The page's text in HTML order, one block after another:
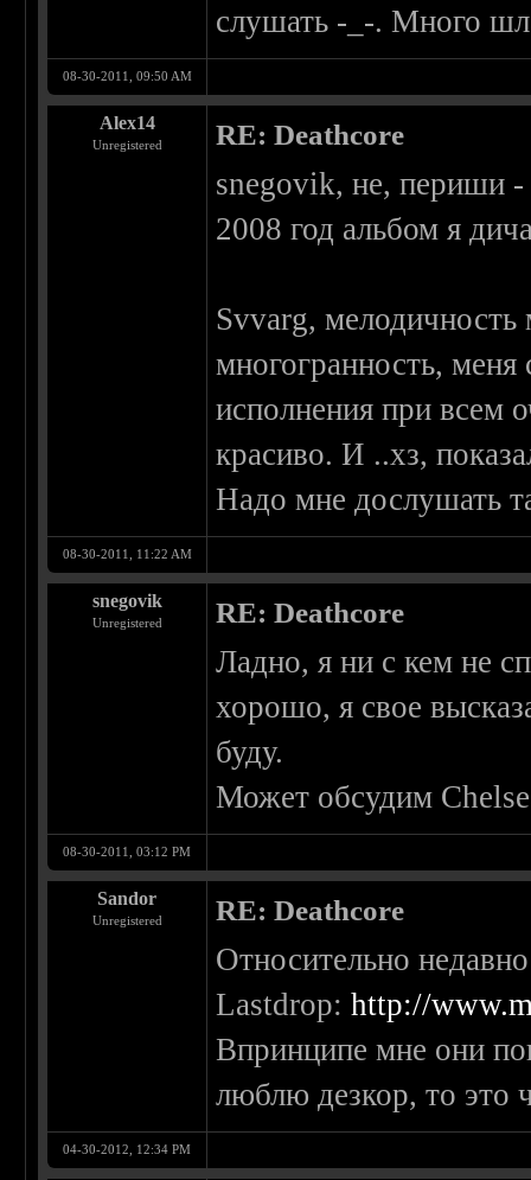
слушать -_-. Много
08-30-2011, 09:50 AM
Alex14
Unregistered RE: Deathcore
snegovik, не, периши -
2008 год альбом я
Svvarg,
многогранность, меня
исполнения при всем
красиво. И ..хз,
Надо мне дослушать
08-30-2011, 11:22 AM
snegovik
Unregistered RE: Deathcore
Ладно, я ни с кем не
хорошо, я свое
буду.
Может обсудим
08-30-2011, 03:12 PM
Sandor
Unregistered RE: Deathcore
Относительно
Lastdrop:http://
Впринципе мне они
люблю дезкор, то это
04-30-2012, 12:34 PM